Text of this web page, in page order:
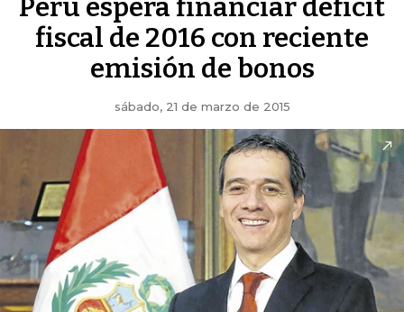
Perú espera financiar déficit
fiscal de 2016 con reciente
emisión de bonos
sábado, 21 de marzo de 2015